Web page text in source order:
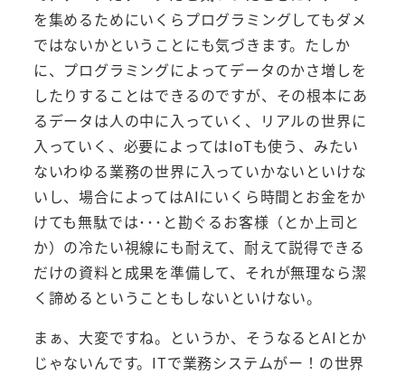
を集めるためにいくらプログラミングしてもダメ
ではないかということにも気づきます。たしか
に、プログラミングによってデータのかさ増しを
したりすることはできるのですが、その根本にあ
るデータは人の中に入っていく、リアルの世界に
入っていく、必要によってはIoTも使う、みたい
ないわゆる業務の世界に入っていかないといけな
いし、場合によってはAIにいくら時間とお金をか
けても無駄では･･･と勘ぐるお客様（とか上司と
か）の冷たい視線にも耐えて、耐えて説得できる
だけの資料と成果を準備して、それが無理なら潔
く諦めるということもしないといけない。
まぁ、大変ですね。というか、そうなるとAIとか
じゃないんです。ITで業務システムがー！の世界